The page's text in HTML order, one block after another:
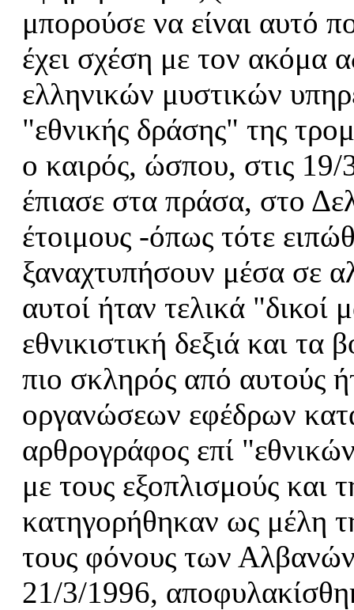
μπορούσε να είναι αυτό
έχει σχέση με τον ακόμα
ελληνικών μυστικών
"εθνικής δράσης" της
ο καιρός, ώσπου, στις
έπιασε στα πράσα, στο
έτοιμους -όπως τότε
ξαναχτυπήσουν μέσα σε
αυτοί ήταν τελικά "δικοί
εθνικιστική δεξιά και
πιο σκληρός από αυτούς
οργανώσεων εφέδρων
αρθρογράφος επί
με τους εξοπλισμούς
κατηγορήθηκαν ως μέλη
τους φόνους των
21/3/1996,